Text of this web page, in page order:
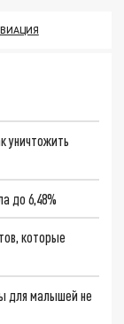
уничтожить
до 6,48%
которые
для малышей не